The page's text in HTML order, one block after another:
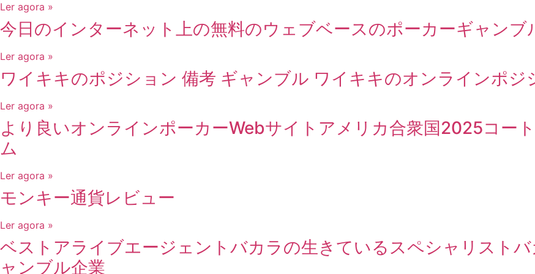
Ler agora »
今日のインターネット上の無料のウェブベースのポーカーギャンブ
Ler agora »
ワイキキのポジション 備考 ギャンブル ワイキキのオンラインポ
Ler agora »
より良いオンラインポーカーWebサイトアメリカ合衆国2025コー
ム
Ler agora »
モンキー通貨レビュー
Ler agora »
ベストアライブエージェントバカラの生きているスペシャリスト
ャンブル企業